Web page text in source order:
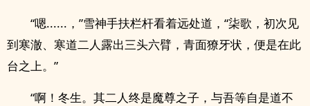
“嗯......，”雪神手扶栏杆看着远处道，“柒歌，初次见
到寒澈、寒道二人露出三头六臂，青面獠牙状，便是在此
台之上。”
“啊！冬生。其二人终是魔尊之子，与吾等自是道不